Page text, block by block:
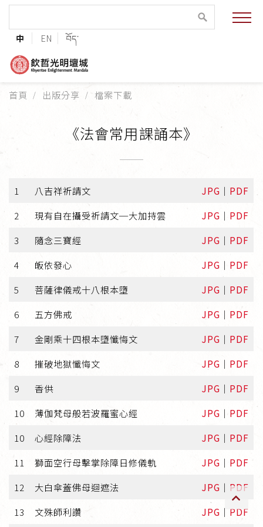
中 EN བོད་
緣起與願景
法王與上師的祝福
巴麥欽哲傳承
第三世巴麥欽哲仁波切
傳承上師授證
專書與譯著
*巴麥寺與麥青寺的聯合聲明
尊貴上師珍寶開示
巴麥欽哲珍寶開示
前行開示文集
媒體影音集
首頁 出版分享 檔案下載
《法會常用課誦本》
1 八吉祥祈請文 JPG ｜ PDF
2
現有自在攝受祈請文─大加持雲 JPG ｜ PDF
3
隨念三寶經 JPG ｜ PDF
4
皈依發心 JPG ｜ PDF
5
菩薩律儀戒十八根本墮 JPG ｜ PDF
6
五方佛戒 JPG ｜ PDF
7
金剛乘十四根本墮懺悔文 JPG ｜ PDF
8
摧破地獄懺悔文 JPG ｜ PDF
9
香供 JPG ｜ PDF
10
薄伽梵母般若波羅蜜心經 JPG ｜ PDF
10
心經除障法 JPG ｜ PDF
11
獅面空行母擊掌除障日修儀軌 JPG ｜ PDF
12
大白傘蓋佛母迴遮法 JPG ｜ PDF
13
文殊師利讚 JPG ｜ PDF